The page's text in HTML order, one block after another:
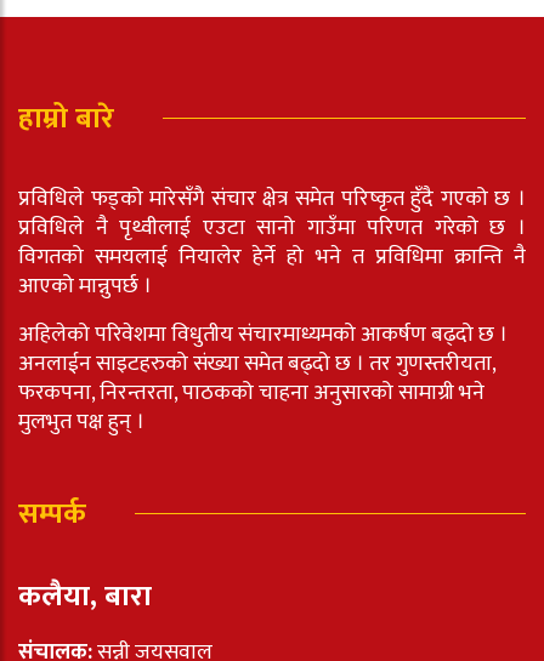
हाम्रो बारे
प्रविधिले फड्को मारेसँगै संचार क्षेत्र समेत परिष्कृत हुँदै गएको छ ।
प्रविधिले नै पृथ्वीलाई एउटा सानो गाउँमा परिणत गरेको छ ।
विगतको समयलाई नियालेर हेर्ने हो भने त प्रविधिमा क्रान्ति नै
आएको मान्नुपर्छ ।
अहिलेको परिवेशमा विधुतीय संचारमाध्यमको आकर्षण बढ्दो छ ।
अनलाईन साइटहरुको संख्या समेत बढ्दो छ । तर गुणस्तरीयता,
फरकपना, निरन्तरता, पाठकको चाहना अनुसारको सामाग्री भने
मुलभुत पक्ष हुन् ।
सम्पर्क
कलैया, बारा
संचालक:सन्नी जयसवाल